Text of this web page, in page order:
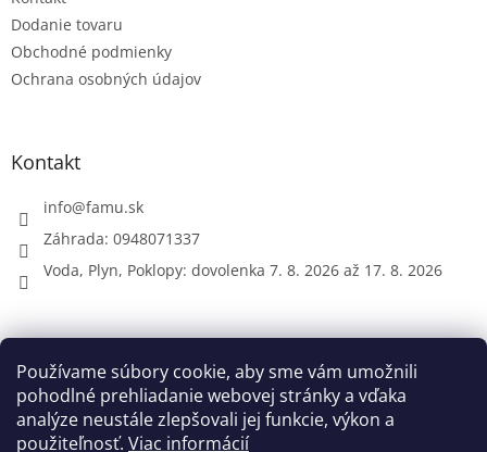
Používame súbory cookie, aby sme vám umožnili
pohodlné prehliadanie webovej stránky a vďaka
analýze neustále zlepšovali jej funkcie, výkon a
použiteľnosť. Viac informácií
Dodanie tovaru
Obchodné podmienky
Ochrana osobných údajov
Kontakt
info@famu.sk
Záhrada: 0948071337
Voda, Plyn, Poklopy: dovolenka 7. 8. 2026 až 17. 8. 2026